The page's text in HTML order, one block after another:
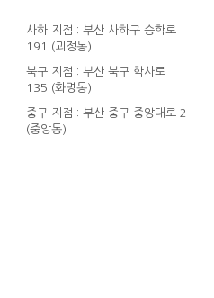
사하 지점 : 부산 사하구 승학로
191 (괴정동)
북구 지점 : 부산 북구 학사로
135 (화명동)
중구 지점 : 부산 중구 중앙대로 2
(중앙동)